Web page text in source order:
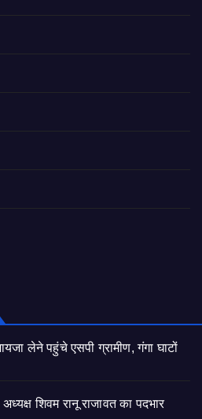
लेने पहुंचे एसपी ग्रामीण, गंगा घाटों
शिवम रानू राजावत का पदभार